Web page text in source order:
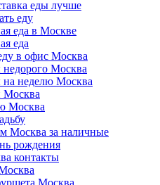
еды лучше
еду
еда в Москве
еда
в офис Москва
недорого Москва
на неделю Москва
Москва
Москва
Москва за наличные
рождения
контакты
Москва